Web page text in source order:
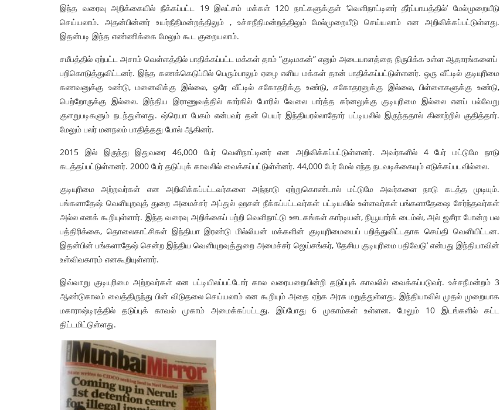
இந்த வரைவு அறிக்கையில் நீக்கப்பட்ட 19 இலட்சம் மக்கள் 120 நாட்களுக்குள் ‘வெளிநாட்டினர் தீர்ப்பாயத்தில்’ மேல்முறையீடு
செய்யலாம். அதன்பின்னர் உயர்நீதிமன்றத்திலும் , உச்சநீதிமன்றத்திலும் மேல்முறையீடு செய்யலாம் என அறிவிக்கப்பட்டுள்ளது.
இதன்படி இந்த எண்ணிக்கை மேலும் கூட குறையலாம்.
சமீபத்தில் ஏற்பட்ட அசாம் வெள்ளத்தில் பாதிக்கப்பட்ட மக்கள் தாம் ”குடிமகன்” எனும் அடையாளத்தை நிருபிக்க உள்ள ஆதாரங்களைப்
பறிகொடுத்துவிட்டனர். இந்த கணக்கெடுப்பில் பெரும்பாலும் ஏழை எளிய மக்கள் தான் பாதிக்கப்பட்டுள்ளனர். ஒரு வீட்டில் குடியுரிமை
கணவனுக்கு உண்டு, மனைவிக்கு இல்லை, ஒரே வீட்டில் சகோதரிக்கு உண்டு, சகோதரனுக்கு இல்லை, பிள்ளைகளுக்கு உண்டு,
பெற்றோருக்கு இல்லை. இந்திய இராணுவத்தில் கார்கில் போரில் வேலை பார்த்த கர்னலுக்கு குடியுரிமை இல்லை எனப் பல்வேறு
குளறுபடிகளும் நடந்துள்ளது. ஷ்ரெயா பேகம் என்பவர் தன் பெயர் இந்தியரல்லாதோர் பட்டியலில் இருந்ததால் கிணற்றில் குதித்தார்.
மேலும் பலர் மனநலம் பாதித்தது போல் ஆகினர்.
2015 இல் இருந்து இதுவரை 46,000 பேர் வெளிநாட்டினர் என அறிவிக்கப்பட்டுள்ளனர். அவர்களில் 4 பேர் மட்டுமே நாடு
கடத்தப்பட்டுள்ளனர். 2000 பேர் தடுப்புக் காவலில் வைக்கப்பட்டுள்ள்னர். 44,000 பேர் மேல் எந்த நடவடிக்கையும் எடுக்கப்படவில்லை.
குடியுரிமை அற்றவர்கள் என அறிவிக்கப்பட்டவர்களை அந்நாடு ஏற்றுகொண்டால் மட்டுமே அவர்களை நாடு கடத்த முடியும்.
பங்களாதேஷ் வெளியுறவுத் துறை அமைச்சர் அப்துல் ஹசன் நீக்கப்பட்டவர்கள் பட்டியலில் உள்ளவர்கள் பங்களாதேஷை சேர்ந்தவர்கள்
அல்ல எனக் கூறியுள்ளார். இந்த வரைவு அறிக்கைப் பற்றி வெளிநாட்டு ஊடகங்கள் கார்டியன், நியூயார்க் டைம்ஸ், அல் ஜசீரா போன்ற பல
பத்திரிக்கை, தொலைகாட்சிகள் இந்தியா இரண்டு மில்லியன் மக்களின் குடியுரிமையைப் பறித்துவிட்டதாக செய்தி வெளியிட்டன.
இதன்பின் பங்களாதேஷ் சென்ற இந்திய வெளியுறவுத்துறை அமைச்சர் ஜெய்சங்கர், ’தேசிய குடியுரிமை பதிவேடு’ என்பது இந்தியாவின்
உள்விவகாரம் எனகூறியுள்ளார்.
இவ்வாறு குடியுரிமை அற்றவர்கள் என பட்டியிலப்பட்டோர் கால வரையறையின்றி தடுப்புக் காவலில் வைக்கப்படுவர். உச்சநீமன்றம் 3
ஆண்டுகாலம் வைத்திருந்து பின் விடுதலை செய்யலாம் என கூறியும் அதை ஏற்க அரசு மறுத்துள்ளது. இந்தியாவில் முதல் முறையாக
மகாராஷ்டிரத்தில் தடுப்புக் காவல் முகாம் அமைக்கப்பட்டது. இப்போது 6 முகாம்கள் உள்ளன. மேலும் 10 இடங்களில் கட்ட
திட்டமிட்டுள்ளது.